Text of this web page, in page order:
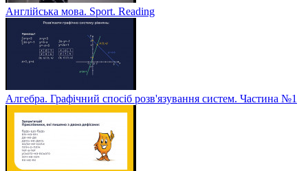
Англійська мова. Sport. Reading
Алгебра. Графічний спосіб розв'язування систем. Частина №1